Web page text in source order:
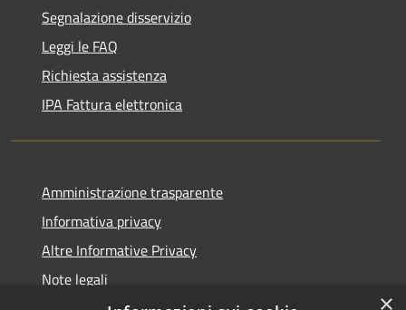
Segnalazione disservizio
Leggi le FAQ
Richiesta assistenza
IPA Fattura elettronica
Amministrazione trasparente
Informativa privacy
Altre Informative Privacy
Note legali
×